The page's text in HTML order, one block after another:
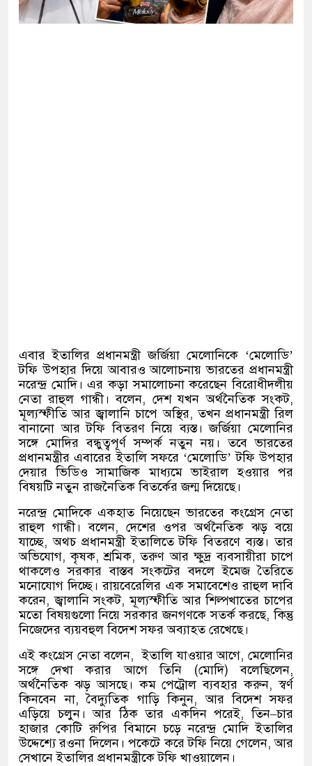
এবার ইতালির প্রধানমন্ত্রী জর্জিয়া মেলোনিকে ‘মেলোডি’
টফি উপহার দিয়ে আবারও আলোচনায় ভারতের প্রধানমন্ত্রী
নরেন্দ্র মোদি। এর কড়া সমালোচনা করেছেন বিরোধীদলীয়
নেতা রাহুল গান্ধী। বলেন, দেশ যখন অর্থনৈতিক সংকট,
মূল্যস্ফীতি আর জ্বালানি চাপে অস্থির,তখন প্রধানমন্ত্রী রিল
বানানো আর টফি বিতরণ নিয়ে ব্যস্ত। জর্জিয়া মেলোনির
সঙ্গে মোদির বন্ধুত্বপূর্ণ সম্পর্ক নতুন নয়। তবে ভারতের
প্রধানমন্ত্রীর এবারের ইতালি সফরে ‘মেলোডি’টফি উপহার
দেয়ার ভিডিও সামাজিক মাধ্যমে ভাইরাল হওয়ার পর
বিষয়টি নতুন রাজনৈতিক বিতর্কের জন্ম দিয়েছে।
নরেন্দ্র মোদিকে একহাত নিয়েছেন ভারতের কংগ্রেস নেতা
রাহুল গান্ধী। বলেন, দেশের ওপর অর্থনৈতিক ঝড় বয়ে
যাচ্ছে,অথচ প্রধানমন্ত্রী ইতালিতে টফি বিতরণে ব্যস্ত। তার
অভিযোগ,কৃষক,শ্রমিক,তরুণ আর ক্ষুদ্র ব্যবসায়ীরা চাপে
থাকলেও সরকার বাস্তব সংকটের বদলে ইমেজ তৈরিতে
মনোযোগ দিচ্ছে। রায়বেরেলির এক সমাবেশেও রাহুল দাবি
করেন,জ্বালানি সংকট,মূল্যস্ফীতি আর শিল্পখাতের চাপের
মতো বিষয়গুলো নিয়ে সরকার জনগণকে সতর্ক করছে,কিন্তু
নিজেদের ব্যয়বহুল বিদেশ সফর অব্যাহত রেখেছে।
এই কংগ্রেস নেতা বলেন,ইতালি যাওয়ার আগে, মেলোনির
সঙ্গে দেখা করার আগে তিনি (মোদি)বলেছিলেন,
অর্থনৈতিক ঝড় আসছে। কম পেট্রোল ব্যবহার করুন,স্বর্ণ
কিনবেন না,বৈদ্যুতিক গাড়ি কিনুন,আর বিদেশ সফর
এড়িয়ে চলুন। আর ঠিক তার একদিন পরেই,তিন–চার
হাজার কোটি রুপির বিমানে চড়ে নরেন্দ্র মোদি ইতালির
উদ্দেশ্যে রওনা দিলেন। পকেটে করে টফি নিয়ে গেলেন,আর
সেখানে ইতালির প্রধানমন্ত্রীকে টফি খাওয়ালেন।